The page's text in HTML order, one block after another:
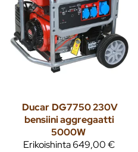
Ducar DG7750 230V
bensiini aggregaatti
5000W
Erikoishinta649,00 €